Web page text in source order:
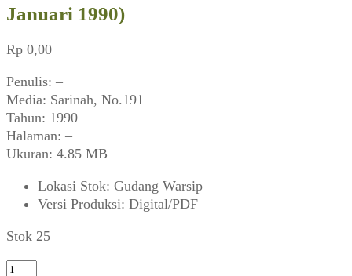
Januari 1990)
Rp 0,00
Penulis: –
Media: Sarinah, No.191
Tahun: 1990
Halaman: –
Ukuran: 4.85 MB
Lokasi Stok: Gudang Warsip
Versi Produksi: Digital/PDF
Stok 25
Kuantitas